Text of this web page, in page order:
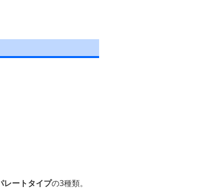
レートタイプの3種類。